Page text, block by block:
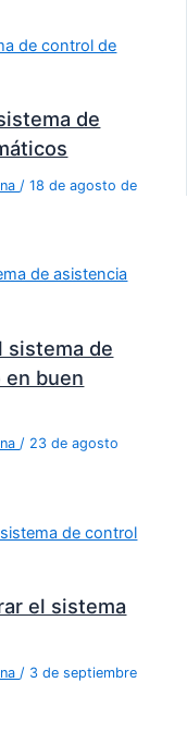
de
/18 de agosto de
sistema de
en buen
/ 23 de agosto
el sistema
/ 3 de septiembre